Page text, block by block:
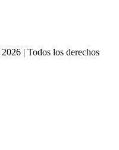
2026 |Todos los derechos